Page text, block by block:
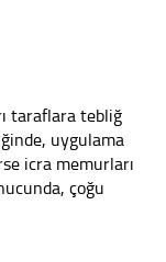
taraflara tebliğ
uygulama
icra memurları
çoğu